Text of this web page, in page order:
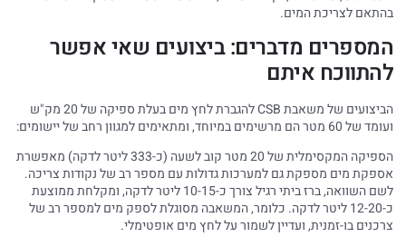
בהתאם לצריכת המים.
המספרים מדברים: ביצועים שאי אפשר
להתווכח איתם
הביצועים של משאבת CSB להגברת לחץ מים בעלת ספיקה של 20 מק"ש
ועומד של 60 מטר הם מרשימים במיוחד, ומתאימים למגוון רחב של יישומים:
הספיקה המקסימלית של 20 מטר קוב לשעה (כ-333 ליטר לדקה) מאפשרת
אספקת מים מספקת גם למערכות גדולות עם מספר רב של נקודות צריכה.
לשם השוואה, ברז ביתי רגיל צורך כ-10-15 ליטר לדקה, ומקלחת ממוצעת
כ-12-20 ליטר לדקה. כלומר, המשאבה מסוגלת לספק מים למספר רב של
צרכנים בו-זמנית, ועדיין לשמור על לחץ מים אופטימלי.